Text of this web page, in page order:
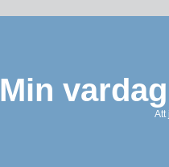
Min
Att